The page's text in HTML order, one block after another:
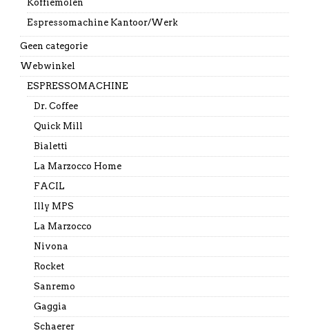
Koffiemolen
Espressomachine Kantoor/Werk
Geen categorie
Webwinkel
ESPRESSOMACHINE
Dr. Coffee
Quick Mill
Bialetti
La Marzocco Home
FACIL
Illy MPS
La Marzocco
Nivona
Rocket
Sanremo
Gaggia
Schaerer